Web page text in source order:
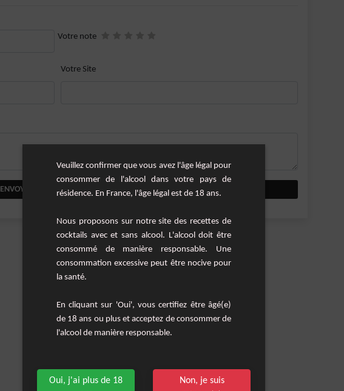
Votre note
Votre Site
ENVOYER VOTRE COMMENTAIRE
Veuillez confirmer que vous avez l'âge légal pour
consommer de l'alcool dans votre pays de
résidence. En France, l'âge légal est de 18 ans.
Nous proposons sur notre site des recettes de
cocktails avec et sans alcool. L'alcool doit être
consommé de manière responsable. Une
consommation excessive peut être nocive pour
la santé.
En cliquant sur 'Oui', vous certifiez être âgé(e)
de 18 ans ou plus et acceptez de consommer de
l'alcool de manière responsable.
Oui, j'ai plus de 18
Non, je suis